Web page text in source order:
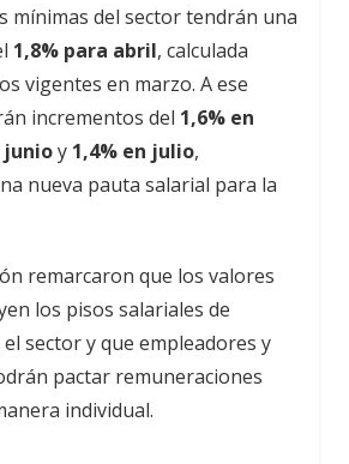
mínimas del sector tendrán una
1,8% para abril, calculada
vigentes en marzo. A ese
incrementos del 1,6% en
junioy 1,4% en julio,
nueva pauta salarial para la
remarcaron que los valores
los pisos salariales de
sector y que empleadores y
pactar remuneraciones
individual.